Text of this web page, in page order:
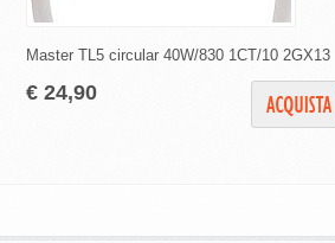
Master TL5 circular 40W/830 1CT/10 2GX13
€ 24,90